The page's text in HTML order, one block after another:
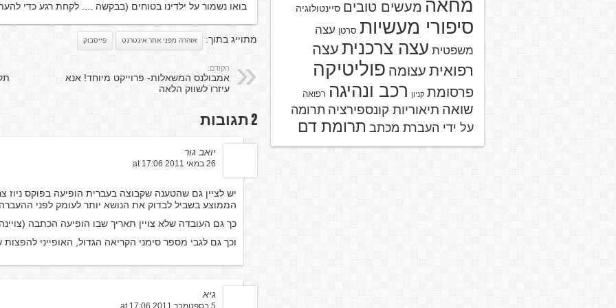
בואו נשמור על ילדינו בטוחים (בבקשה .... לקחת רגע כדי
מתוייג בתוך: אזהרה מפני אתר אינטרנט פייסבוק
הקודם:
אמבולנס המשאלות- פרוייקט מיוחד! אנא
עיזרו לשווק הלאה
2 תגובות
יואב גור
26 במאי 2011 at 17:06
יש לציין גם שהטענה שקבוצה בעברית הופיעה בפוקס
הממוצע בשביל לבדוק את הנושא יותר לעומק לפני
כך גם העובדה שלא צויין תאריך שבו הופיעה הכתבה
וכך גם לגבי מספר סימני הקריאה הגדול, האופייני
גיא
5 בספטמבר 2011 at 17:06
מחאה מעשים טובים סיינטולוגיה
סיפורי מעשיות סרטן עצה
משפטית עצה צרכנית עצה
רפואית עצומה פוליטיקה
פרסומת קניון רכב ונהיגה רפואה
שואה תיאוריות קונספירציה תרומה
על ידי העברת מכתב תרומת דם